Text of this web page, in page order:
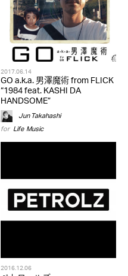
2017.06.14
GO a.k.a. 男澤魔術 from FLICK
“1984 feat. KASHI DA
HANDSOME”
Jun Takahashi
for Life,Music
2016.12.06